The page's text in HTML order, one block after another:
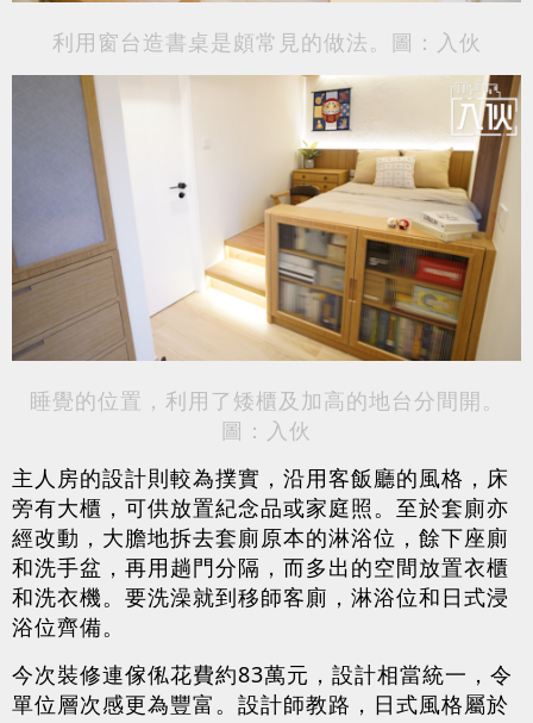
利用窗台造書桌是頗常見的做法。圖：入伙
睡覺的位置，利用了矮櫃及加高的地台分間開。
圖：入伙
主人房的設計則較為撲實，沿用客飯廳的風格，床
旁有大櫃，可供放置紀念品或家庭照。至於套廁亦
經改動，大膽地拆去套廁原本的淋浴位，餘下座廁
和洗手盆，再用趟門分隔，而多出的空間放置衣櫃
和洗衣機。要洗澡就到移師客廁，淋浴位和日式浸
浴位齊備。
今次裝修連傢俬花費約83萬元，設計相當統一，令
單位層次感更為豐富。設計師教路，日式風格屬於